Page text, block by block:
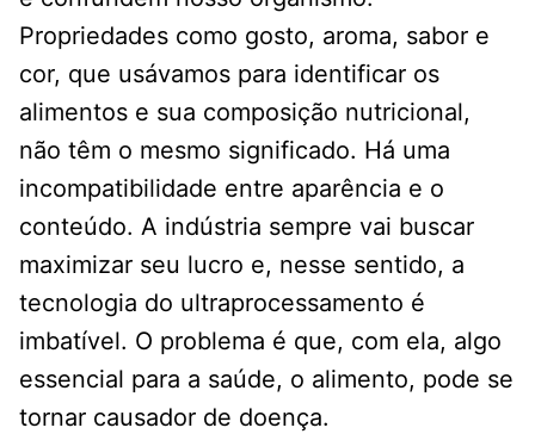
Propriedades como gosto, aroma, sabor e
cor, que usávamos para identificar os
alimentos e sua composição nutricional,
não têm o mesmo significado. Há uma
incompatibilidade entre aparência e o
conteúdo. A indústria sempre vai buscar
maximizar seu lucro e, nesse sentido, a
tecnologia do ultraprocessamento é
imbatível. O problema é que, com ela, algo
essencial para a saúde, o alimento, pode se
tornar causador de doença.